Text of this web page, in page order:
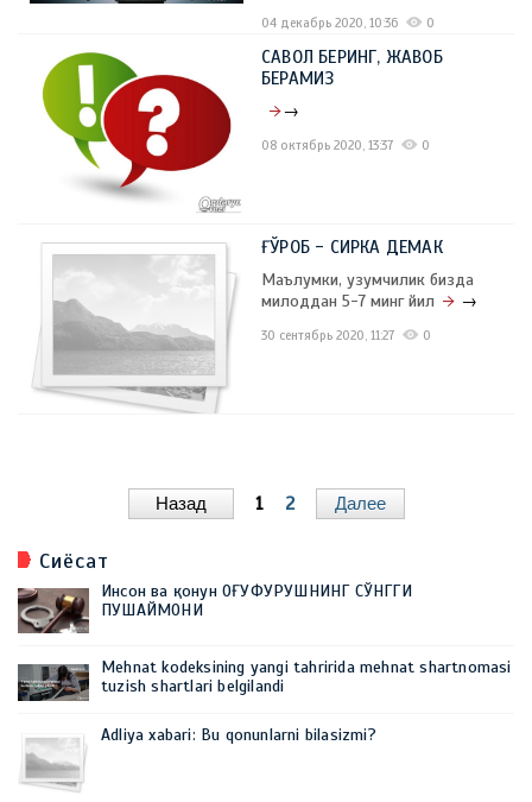
04 декабрь 2020, 10:36 0
САВОЛ БЕРИНГ, ЖАВОБ
БЕРАМИЗ
→
08 октябрь 2020, 13:37 0
ҒЎРОБ - СИРКА ДЕМАК
Маълумки, узумчилик бизда
милоддан 5-7 минг йил
→
30 сентябрь 2020, 11:27 0
Назад 1 2 Далее
Сиёсат
Инсон ва қонун ОҒУФУРУШНИНГ СЎНГГИ
ПУШАЙМОНИ
Mehnat kodeksining yangi tahririda mehnat shartnomasi
tuzish shartlari belgilandi
Adliya xabari: Bu qonunlarni bilasizmi?